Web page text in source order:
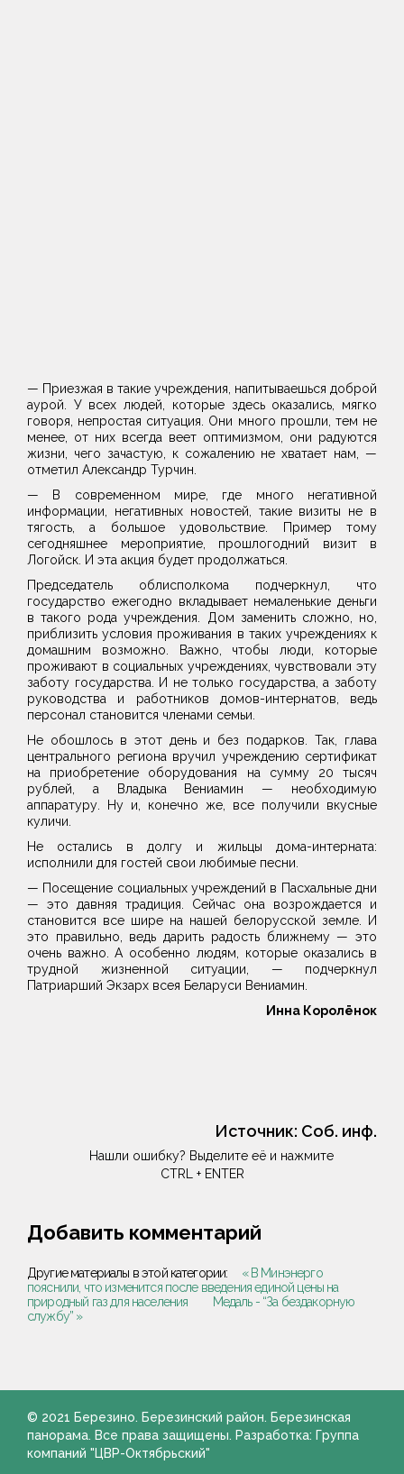
— Приезжая в такие учреждения, напитываешься доброй
аурой. У всех людей, которые здесь оказались, мягко
говоря, непростая ситуация. Они много прошли, тем не
менее, от них всегда веет оптимизмом, они радуются
жизни, чего зачастую, к сожалению не хватает нам, —
отметил Александр Турчин.
— В современном мире, где много негативной
информации, негативных новостей, такие визиты не в
тягость, а большое удовольствие. Пример тому
сегодняшнее мероприятие, прошлогодний визит в
Логойск. И эта акция будет продолжаться.
Председатель облисполкома подчеркнул, что
государство ежегодно вкладывает немаленькие деньги
в такого рода учреждения. Дом заменить сложно, но,
приблизить условия проживания в таких учреждениях к
домашним возможно. Важно, чтобы люди, которые
проживают в социальных учреждениях, чувствовали эту
заботу государства. И не только государства, а заботу
руководства и работников домов-интернатов, ведь
персонал становится членами семьи.
Не обошлось в этот день и без подарков. Так, глава
центрального региона вручил учреждению сертификат
на приобретение оборудования на сумму 20 тысяч
рублей, а Владыка Вениамин — необходимую
аппаратуру. Ну и, конечно же, все получили вкусные
куличи.
Не остались в долгу и жильцы дома-интерната:
исполнили для гостей свои любимые песни.
— Посещение социальных учреждений в Пасхальные дни
— это давняя традиция. Сейчас она возрождается и
становится все шире на нашей белорусской земле. И
это правильно, ведь дарить радость ближнему — это
очень важно. А особенно людям, которые оказались в
трудной жизненной ситуации, — подчеркнул
Патриарший Экзарх всея Беларуси Вениамин.
Инна Королёнок
Источник: Соб. инф.
Нашли ошибку? Выделите её и нажмите
CTRL + ENTER
Добавить комментарий
Другие материалы в этой категории:
« В Минэнерго
пояснили, что изменится после введения единой цены на
природный газ для населения
Медаль - “За бездакорную
службу” »
© 2021 Березино. Березинский район. Березинская
панорама. Все права защищены. Разработка: Группа
компаний "ЦВР-Октябрьский"